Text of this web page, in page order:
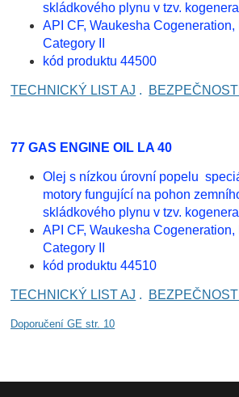
skládkového plynu v tzv.
API CF, Waukesha Cogeneration,
Category II
kód produktu 44500
TECHNICKÝ LIST AJ .
77 GAS ENGINE OIL LA 40
Olej s nízkou úrovní popelu
motory fungující na pohon
skládkového plynu v tzv.
API CF, Waukesha Cogeneration,
Category II
kód produktu 44510
TECHNICKÝ LIST AJ .
Doporučení GE str. 10